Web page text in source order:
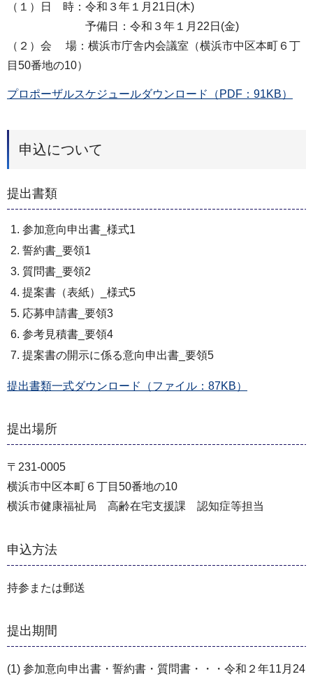
（１）日 時：令和３年１月21日(木)
予備日：令和３年１月22日(金)
（２）会 場：横浜市庁舎内会議室（横浜市中区本町６丁
目50番地の10）
プロポーザルスケジュールダウンロード（PDF：91KB）
申込について
提出書類
参加意向申出書_様式1
誓約書_要領1
質問書_要領2
提案書（表紙）_様式5
応募申請書_要領3
参考見積書_要領4
提案書の開示に係る意向申出書_要領5
提出書類一式ダウンロード（ファイル：87KB）
提出場所
〒231-0005
横浜市中区本町６丁目50番地の10
横浜市健康福祉局 高齢在宅支援課 認知症等担当
申込方法
持参または郵送
提出期間
(1) 参加意向申出書・誓約書・質問書・・・令和２年11⽉24